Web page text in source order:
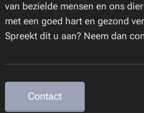
van bezielde mensen en ons
met een goed hart en gezond
Spreekt dit u aan? Neem dan
Contact